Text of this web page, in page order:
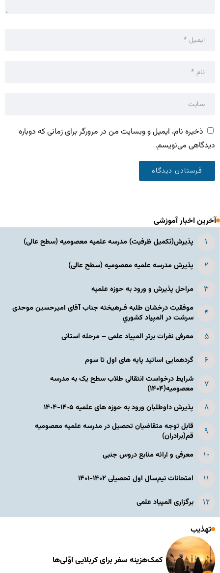
ذخیره نام، ایمیل و وبسایت من در مرورگر برای زمانی که دوباره
دیدگاهی می‌نویسم.
آخرین اخبار آموزشی
پذیرش(تکمیل ظرفیت) مدرسه علمیه معصومیه‌ (سطح عالی)
پذیرش مدرسه علمیه معصومیه‌ (سطح عالی)
مراحل پذیرش و ورود به حوزه علمیه
موفقیت درخشان طلبه فـرهیخته جناب آقای امیرحسین موحدی
سرشت در المپياد كشوري
معرفی نفرات برتر المپیاد علمی – مرحله استانی
گردهمایی اساتید پایه های اول تا سوم
شرایط درخواست انتقالی طلاب سطح یک به مدرسه
معصومیه(۱۴۰۴)
پذیرش داوطلبان ورود به حوزه های علمیه ١۴٠۵-١۴٠۴
قابل توجه متقاضیان تحصیل در مدرسه علمیه معصومیه
قم(برادران)
معرفی و ارائه منابع دروس جنبی
امتحانات نیم‌سال اول تحصیلی ۱۴۰۲-۱۴۰۱
برگزاری المپیاد علمی
تهذیب
کمک‌هزینه سفر برای کربلایی اوّلی‌ها